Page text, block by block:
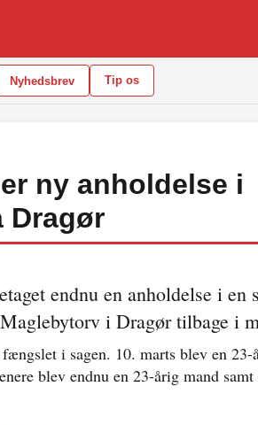
Nyhedsbrev Tip os
ny anholdelse i
Dragør
endnu en anholdelse i en
i Dragør tilbage i
i sagen. 10. marts blev en 23-
blev endnu en 23-årig mand